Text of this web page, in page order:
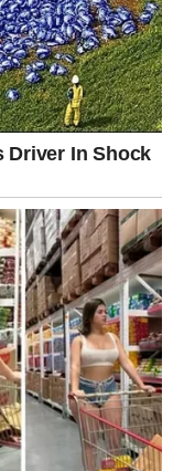
ga je iz njihovog
o opravdanju i
je mogao da uzme
otišao. Iako nije
prostora za
sa svojim
njegova
porodice,
sudski postupak